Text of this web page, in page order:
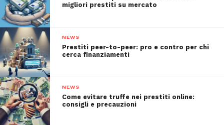
migliori prestiti su mercato
NEWS
Prestiti peer-to-peer: pro e contro per chi
cerca finanziamenti
NEWS
Come evitare truffe nei prestiti online:
consigli e precauzioni